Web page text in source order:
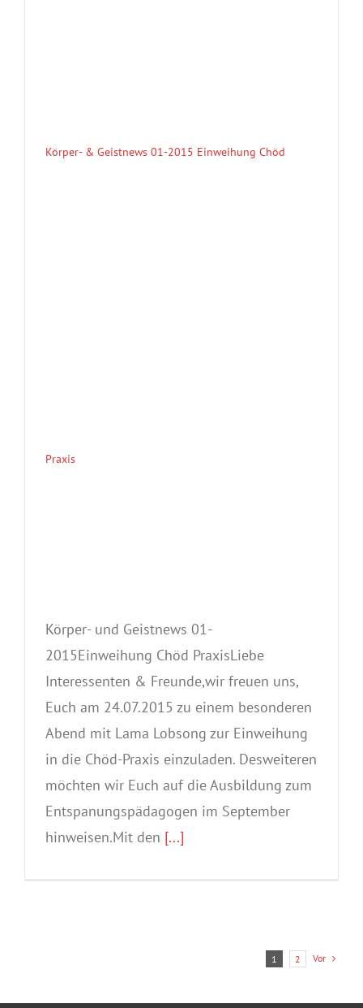
Körper- & Geistnews 01-2015 Einweihung Chöd
Praxis
Körper- und Geistnews 01-
2015Einweihung Chöd PraxisLiebe
Interessenten & Freunde,wir freuen uns,
Euch am 24.07.2015 zu einem besonderen
Abend mit Lama Lobsong zur Einweihung
in die Chöd-Praxis einzuladen. Desweiteren
möchten wir Euch auf die Ausbildung zum
Entspanungspädagogen im September
hinweisen.Mit den [...]
1 2 Vor